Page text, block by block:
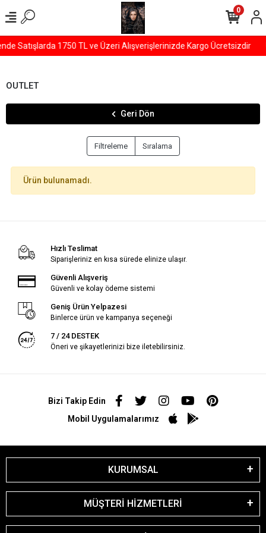
Satışlarda 1750 TL ve Üzeri Alışverişlerinizde Kargo Ücretsizdir
0
OUTLET
Geri Dön
Filtreleme Sıralama
Ürün bulunamadı.
Hızlı Teslimat
Siparişleriniz en kısa sürede elinize ulaşır.
Güvenli Alışveriş
Güvenli ve kolay ödeme sistemi
Geniş Ürün Yelpazesi
Binlerce ürün ve kampanya seçeneği
7 / 24 DESTEK
Öneri ve şikayetlerinizi bize iletebilirsiniz.
Bizi Takip Edin
Mobil Uygulamalarımız
KURUMSAL
MÜŞTERİ HİZMETLERİ